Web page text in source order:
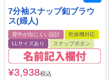
7分袖スナップ釦ブラウ
ス(婦人)
背中が出にくい設計
乾燥機対応
LLサイズあり
スナップボタン
¥3,938税込